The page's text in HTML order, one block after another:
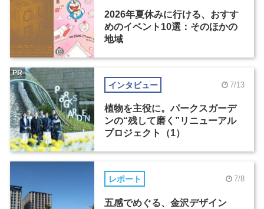
2026年夏休みに行ける、おすす
めのイベント10選：そのほかの
地域
インタビュー 7/13
植物を主役に。パークスガーデ
ンの“残して磨く”リニューアル
プロジェクト（1）
PR
レポート 7/8
五感でめぐる、金沢デザイン